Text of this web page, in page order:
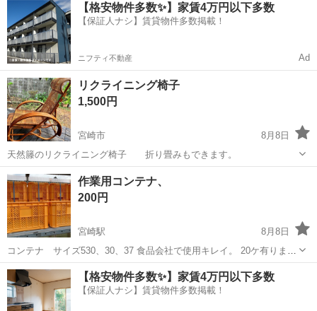
【格安物件多数✨】家賃4万円以下多数
【保証人ナシ】賃貸物件多数掲載！
ニフティ不動産 Ad
リクライニング椅子
1,500円
宮崎市
8月8日
天然籐のリクライニング椅子 折り畳みもできます。
宮崎 宮崎市 家具
作業用コンテナ、
200円
宮崎駅
8月8日
コンテナ サイズ530、30、37 食品会社で使用キレイ。 20ケ有りま
す。
宮崎 宮崎市 宮崎駅 オフィス用家具 コンテナ
【格安物件多数✨】家賃4万円以下多数
【保証人ナシ】賃貸物件多数掲載！